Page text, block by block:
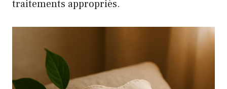
traitements appropriés.